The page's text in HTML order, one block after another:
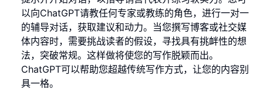
以向ChatGPT请教任何专家或教练的角色，进行一对一
的辅导对话，获取建议和动力。当您撰写博客或社交媒
体内容时，需要挑战读者的假设，寻找具有挑衅性的想
法，突破常规。这样做将使您的写作脱颖而出。
ChatGPT可以帮助您超越传统写作方式，让您的内容别
具一格。